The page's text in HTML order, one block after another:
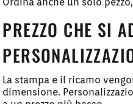
PREZZO CHE SI
La stampa e il ricamo
dimensione.